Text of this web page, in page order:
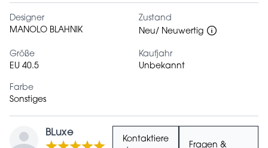
Designer
MANOLO BLAHNIK
Zustand
Neu/ Neuwertig
Größe
EU 40.5
Kaufjahr
Unbekannt
Farbe
Sonstiges
BLuxe
Kontaktiere
Fragen &